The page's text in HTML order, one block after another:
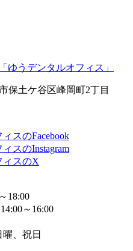
保土ケ谷区峰岡町2丁目
18:00
～16:00
、祝日